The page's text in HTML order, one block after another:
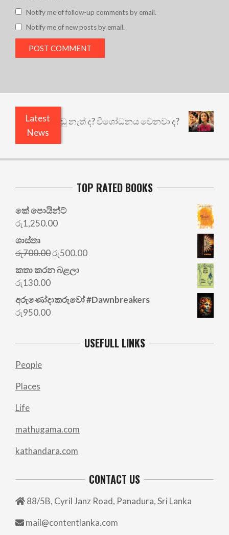
Notify me of follow-up comments by email.
Notify me of new posts by email.
Latest
News
ඇතුළෙයි කුඩු නැත් ද? විශෝධනය වෙනවා ද?
TOP RATED BOOKS
කේ පොයින්ට්
රු1,250.00
ශාස්තෘ
රු700.00Original
price
was:
රු500.00Current
කතා කරන බළලා
රු130.00
අරු‍ණෝදාකරුවෝ #Dawnbreakers
රු950.00
USEFULL LINKS
People
Places
Life
mathugama.com
kathandara.com
CONTACT US
88/5B, Cyril Janz Road, Panadura, Sri Lanka
mail@contentlanka.com